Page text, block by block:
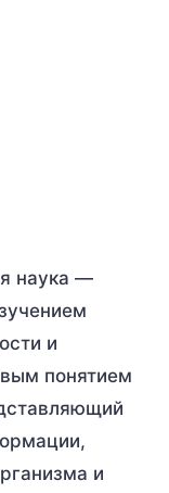
наука —
и
понятием
и